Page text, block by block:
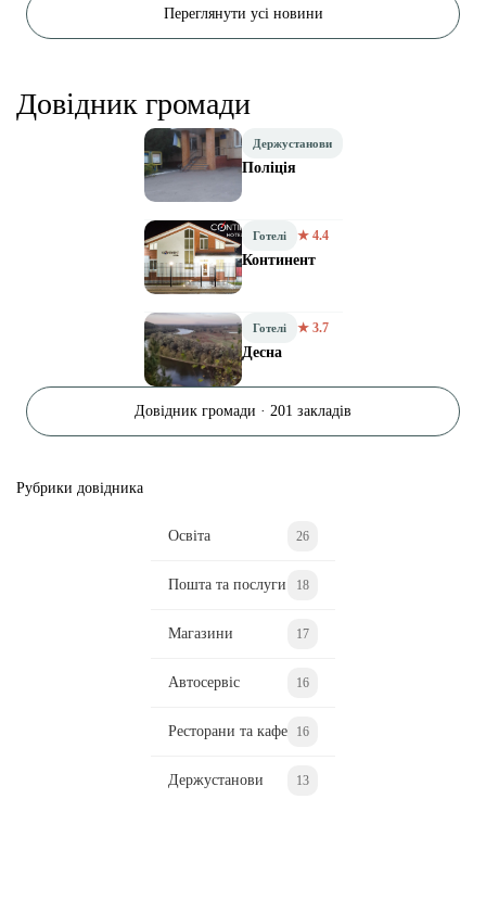
Переглянути усі новини
Довідник громади
Держустанови
Поліція
Готелі ★ 4.4
Континент
Готелі ★ 3.7
Десна
Довідник громади · 201 закладів
Рубрики довідника
Освіта 26
Пошта та послуги 18
Магазини 17
Автосервіс 16
Ресторани та кафе 16
Держустанови 13